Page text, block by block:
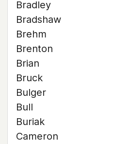
Bradley
Bradshaw
Brehm
Brenton
Brian
Bruck
Bulger
Bull
Buriak
Cameron